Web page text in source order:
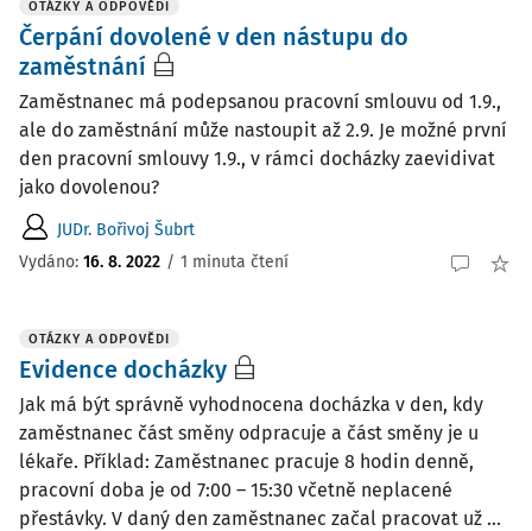
OTÁZKY A ODPOVĚDI
Čerpání dovolené v den nástupu do
zaměstnání
Zaměstnanec má podepsanou pracovní smlouvu od 1.9.,
ale do zaměstnání může nastoupit až 2.9. Je možné první
den pracovní smlouvy 1.9., v rámci docházky zaevidivat
jako dovolenou?
JUDr. Bořivoj Šubrt
Vydáno: 16. 8. 2022 / 1 minuta čtení
OTÁZKY A ODPOVĚDI
Evidence docházky
Jak má být správně vyhodnocena docházka v den, kdy
zaměstnanec část směny odpracuje a část směny je u
lékaře. Příklad: Zaměstnanec pracuje 8 hodin denně,
pracovní doba je od 7:00 – 15:30 včetně neplacené
přestávky. V daný den zaměstnanec začal pracovat už ...